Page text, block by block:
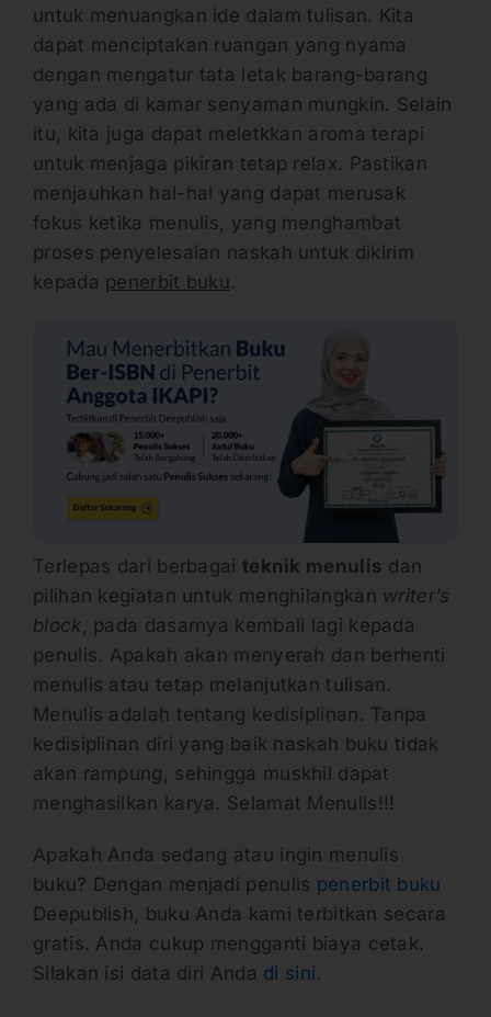
untuk menuangkan ide dalam tulisan. Kita
dapat menciptakan ruangan yang nyama
dengan mengatur tata letak barang-barang
yang ada di kamar senyaman mungkin. Selain
itu, kita juga dapat meletkkan aroma terapi
untuk menjaga pikiran tetap relax. Pastikan
menjauhkan hal-hal yang dapat merusak
fokus ketika menulis, yang menghambat
proses penyelesaian naskah untuk dikirim
kepada penerbit buku.
Terlepas dari berbagai teknik menulis dan
pilihan kegiatan untuk menghilangkan writer’s
block , pada dasarnya kembali lagi kepada
penulis. Apakah akan menyerah dan berhenti
menulis atau tetap melanjutkan tulisan.
Menulis adalah tentang kedisiplinan. Tanpa
kedisiplinan diri yang baik naskah buku tidak
akan rampung, sehingga muskhil dapat
menghasilkan karya. Selamat Menulis!!!
Apakah Anda sedang atau ingin menulis
buku? Dengan menjadi penulis penerbit buku
Deepublish, buku Anda kami terbitkan secara
gratis. Anda cukup mengganti biaya cetak.
Silakan isi data diri Anda di sini.